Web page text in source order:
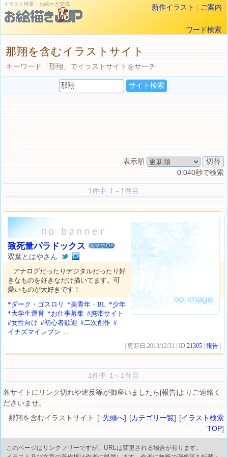
イラスト検索・お絵かき交流 新作イラスト | ご案内
ワード検索
那翔を含むイラストサイト
キーワード「那翔」でイラストサイトをサーチ
表示順
0.040秒で検索
1件中 1～1件目
致死量パラドックス スマホOK
双葉とはやさん
アナログだったりデジタルだったり好
きなものを好きなだけ描いてます。可
愛いものが大好きです！
*ダーク・ゴスロリ
*美青年・BL *少年
*大学生運営 *お仕事募集 #携帯サイト
#女性向け #初心者歓迎 #二次創作 #
イナズマイレブン ...
| 更新日:2013/12/31 | ID:21305 |報告
1件中 1～1件目
各サイトにリンク切れや違反等が御座いましたら[報告]よりご連絡く
ださいませ。
那翔を含むイラストサイト [↑先頭へ] [カテゴリ一覧] [イラスト検索
TOP]
このページはリンクフリーですが、URLは変更される場合が有ります。